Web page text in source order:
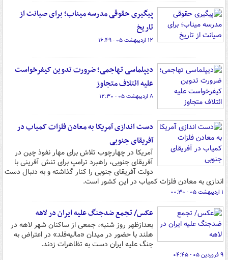
پیگیری حقوقی مدرسه میناب؛ برای صیانت از
تاریخ
۱۲ اردیبهشت ۰۵ - ۱۶:۴۹
دیپلماسی تهاجمی؛ ضرورت تدوین کیفرخواست
علیه ائتلاف متجاوز
۸ اردیبهشت ۰۵ - ۱۲:۳۰
دست اندازی آمریکا به معادن فلزات کمیاب در
آفریقای جنوبی
آمریکا در چهارچوب تلاش برای مهار نفوذ چین در
آفریقای جنوبی، راهبرد ترامپ برای تنش آفرینی با
دولت آفریقای جنوبی را کنار گذاشته و به دنبال دست
اندازی به معادن فلزات کمیاب در این کشور است.
۱ اردیبهشت ۰۵ - ۰۰:۳۰
عکس/ تجمع ضدجنگ علیه ایران در لاهه
بعدازظهر روز شنبه، جمعی از ساکنان شهر لاهه در
هلند با حضور در میدان «مالیه‌فلد» در اعتراض به
جنگ علیه ایران دست به تظاهرات زدند.
۹ فروردین ۰۵ - ۰۴:۴۵